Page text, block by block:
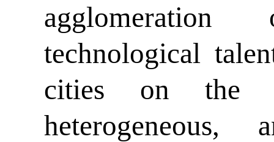
technological
cities on the